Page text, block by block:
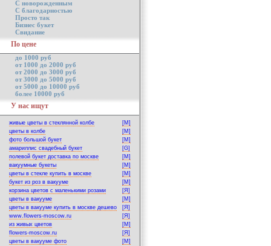
С новорожденным
С благодарностью
Просто так
Бизнес букет
Свидание
По цене
до 1000 руб
от 1000 до 2000 руб
от 2000 до 3000 руб
от 3000 до 5000 руб
от 5000 до 10000 руб
более 10000 руб
У нас ищут
живые цветы в стеклянной колбе
[M]
цветы в колбе
[M]
фото большой букет
[M]
амариллис свадебный букет
[G]
полевой букет доставка по москве
[M]
вакуумные букеты
[M]
цветы в стекле купить в москве
[M]
букет из роз в вакууме
[M]
корзина цветов с маленькими розами
[Я]
цветы в вакууме
[M]
цветы в вакууме купить в москве дешево
[Я]
www.flowers-moscow.ru
[Я]
из живых цветов
[M]
flowers-moscow.ru
[Я]
цветы в вакууме фото
[M]